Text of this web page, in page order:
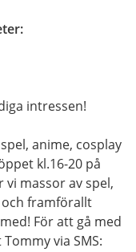
intressen!
anime, cosplay
kl.16-20 på
vi massor av spel,
framförallt
För att gå med
via SMS: